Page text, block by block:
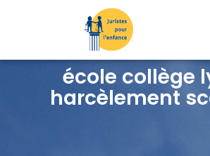
école collège
harcèlement